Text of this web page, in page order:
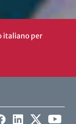
italiano per